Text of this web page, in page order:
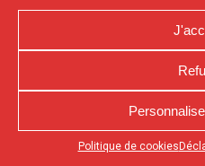
Politique de cookies
Appuyez sur le bouton partager en